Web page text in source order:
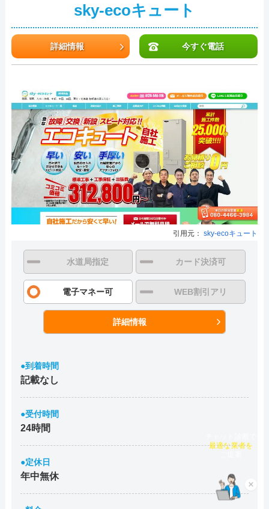
sky-ecoキュート
詳細情報 今すぐ電話
引用元： sky-ecoキュート
水道局指定 カード決済可
電子マネー可 WEB割引アリ
詳細情報
●到着時間
記載なし
●受付時間
24時間
●定休日
年中無休
×
最適な業者を